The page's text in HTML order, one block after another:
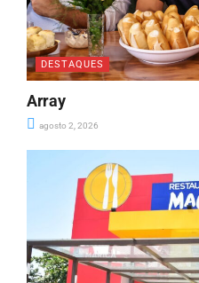
DESTAQUES
Array
agosto 2, 2026